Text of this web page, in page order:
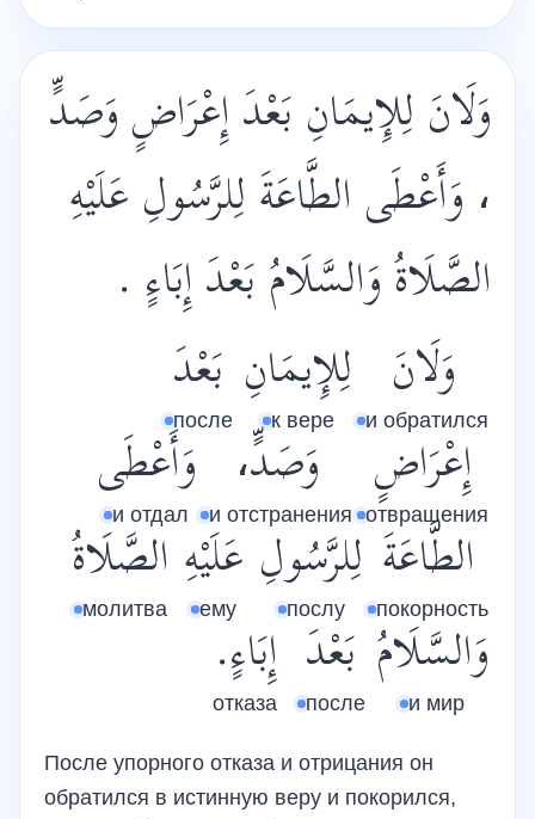
وَلَانَ لِلإِيمَانِ بَعْدَ إِعْرَاضٍ وَصَدٍّ
، وَأَعْطَى الطَّاعَةَ لِلرَّسُولِ عَلَيْهِ
الصَّلَاةُ وَالسَّلَامُ بَعْدَ إِبَاءٍ .
وَلَانَ
и обратился
لِلإِيمَانِ
к вере
بَعْدَ
после
إِعْرَاضٍ
отвращения
وَصَدٍّ،
и отстранения
وَأَعْطَى
и отдал
الطَّاعَةَ
покорность
لِلرَّسُولِ
послу
عَلَيْهِ
ему
الصَّلَاةُ
молитва
وَالسَّلَامُ
и мир
بَعْدَ
после
إِبَاءٍ.
отказа
После упорного отказа и отрицания он
обратился в истинную веру и покорился,